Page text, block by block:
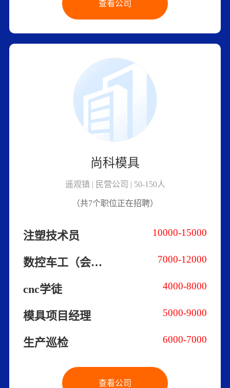
查看公司
尚科模具
遥观镇 | 民营公司 | 50-150人
（共7个职位正在招聘）
10000-15000
注塑技术员
7000-12000
数控车工（会编程）
4000-8000
cnc学徒
5000-9000
模具项目经理
6000-7000
生产巡检
查看公司